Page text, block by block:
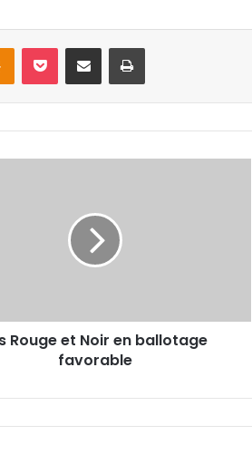
Odnoklassniki
Pocket Partager par email Imprimer
Rouge et Noir en ballotage
favorable